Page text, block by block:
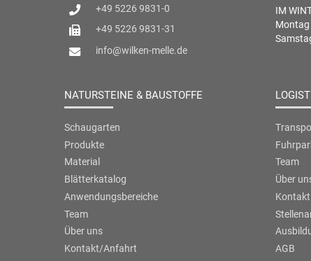
+49 5226 9831-0
+49 5226 9831-31
info@wilken-melle.de
IM
Montag
NATURSTEINE & BAUSTOFFE
Schaugarten
Produkte
Material
Blätterkatalog
Anwendungsbereiche
Team
Über uns
Kontakt/Anfahrt
Team
Über
AGB